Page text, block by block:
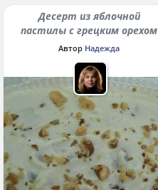
Десерт из яблочной
пастилы с грецким орехом
Автор Надежда